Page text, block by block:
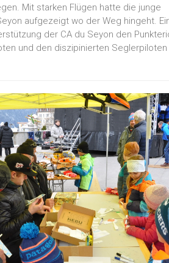
Mit starken Flügen hatte die junge
aufgezeigt wo der Weg hingeht.
der CA du Seyon den
und den diszipinierten